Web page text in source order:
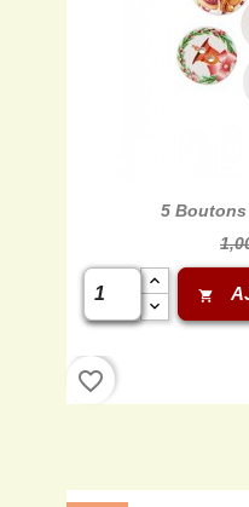
5 Boutons
shopping_cart
favorite_border